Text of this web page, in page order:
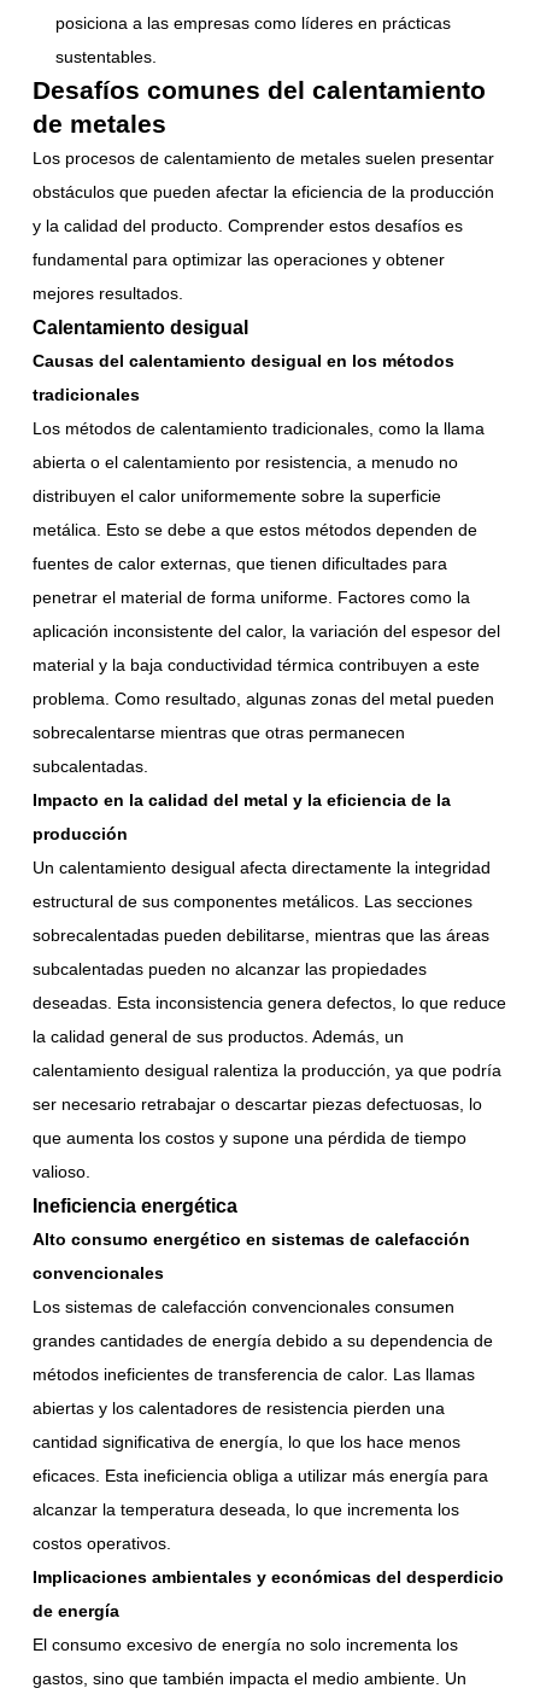
posiciona a las empresas como líderes en prácticas
sustentables.
Desafíos comunes del calentamiento
de metales
Los procesos de calentamiento de metales suelen presentar
obstáculos que pueden afectar la eficiencia de la producción
y la calidad del producto. Comprender estos desafíos es
fundamental para optimizar las operaciones y obtener
mejores resultados.
Calentamiento desigual
Causas del calentamiento desigual en los métodos
tradicionales
Los métodos de calentamiento tradicionales, como la llama
abierta o el calentamiento por resistencia, a menudo no
distribuyen el calor uniformemente sobre la superficie
metálica. Esto se debe a que estos métodos dependen de
fuentes de calor externas, que tienen dificultades para
penetrar el material de forma uniforme. Factores como la
aplicación inconsistente del calor, la variación del espesor del
material y la baja conductividad térmica contribuyen a este
problema. Como resultado, algunas zonas del metal pueden
sobrecalentarse mientras que otras permanecen
subcalentadas.
Impacto en la calidad del metal y la eficiencia de la
producción
Un calentamiento desigual afecta directamente la integridad
estructural de sus componentes metálicos. Las secciones
sobrecalentadas pueden debilitarse, mientras que las áreas
subcalentadas pueden no alcanzar las propiedades
deseadas. Esta inconsistencia genera defectos, lo que reduce
la calidad general de sus productos. Además, un
calentamiento desigual ralentiza la producción, ya que podría
ser necesario retrabajar o descartar piezas defectuosas, lo
que aumenta los costos y supone una pérdida de tiempo
valioso.
Ineficiencia energética
Alto consumo energético en sistemas de calefacción
convencionales
Los sistemas de calefacción convencionales consumen
grandes cantidades de energía debido a su dependencia de
métodos ineficientes de transferencia de calor. Las llamas
abiertas y los calentadores de resistencia pierden una
cantidad significativa de energía, lo que los hace menos
eficaces. Esta ineficiencia obliga a utilizar más energía para
alcanzar la temperatura deseada, lo que incrementa los
costos operativos.
Implicaciones ambientales y económicas del desperdicio
de energía
El consumo excesivo de energía no solo incrementa los
gastos, sino que también impacta el medio ambiente. Un